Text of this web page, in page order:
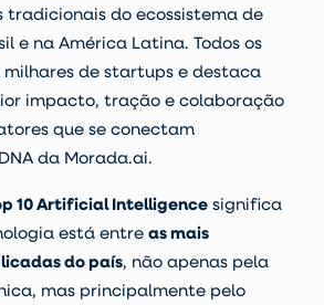
tradicionais do ecossistema de
e na América Latina. Todos os
milhares de startups e destaca
impacto, tração e colaboração
que se conectam
da Morada.ai.
10 Artificial Intelligence significa
está entre as mais
do país, não apenas pela
mas principalmente pelo